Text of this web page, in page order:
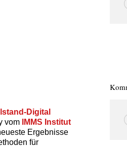
Digital
vom
IMMS Institut
Ergebnisse
für